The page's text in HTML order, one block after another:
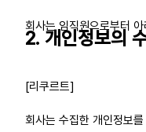
회사는 임직원으로부터
2. 개인정보의
[리쿠르트]
회사는 수집한 개인정보